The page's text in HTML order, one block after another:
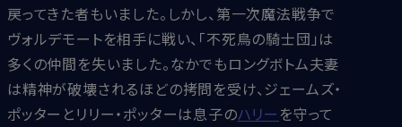
戻ってきた者もいました。しかし、第一次魔法戦争で
ヴォルデモートを相手に戦い、「不死鳥の騎士団」は
多くの仲間を失いました。なかでもロングボトム夫妻
は精神が破壊されるほどの拷問を受け、ジェームズ・
ポッターとリリー・ポッターは息子のハリー を守って